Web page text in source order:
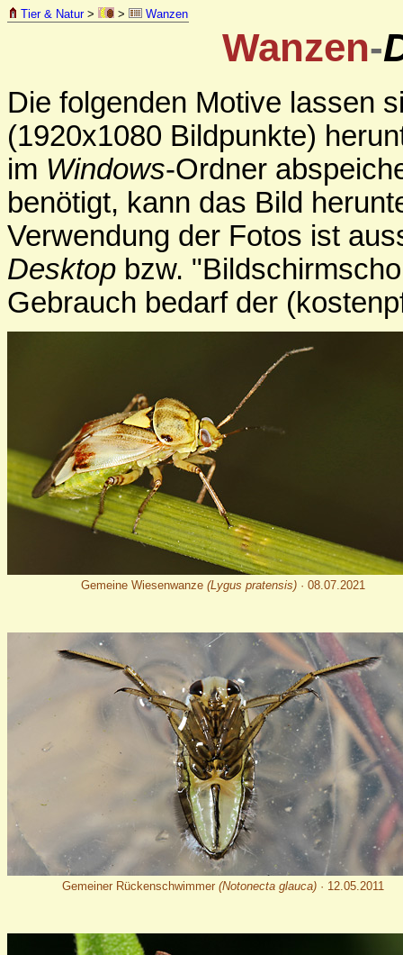
Tier & Natur> > Wanzen
Wanzen-
Die folgenden Motive lassen
(1920x1080 Bildpunkte)
im Windows-Ordner
benötigt, kann das Bild
Verwendung der Fotos ist
Desktop bzw.
Gebrauch bedarf der
Gemeine Wiesenwanze (Lygus pratensis) · 08.07.2021
Gemeiner Rückenschwimmer (Notonecta glauca) · 12.05.2011